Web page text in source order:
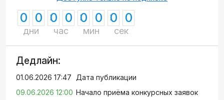
0 0
дни
0 0
час
0 0
мин
0 0
сек
Дедлайн:
01.06.2026 17:47
Дата публикации
09.06.2026 12:00 Начало приёма конкурсных заявок